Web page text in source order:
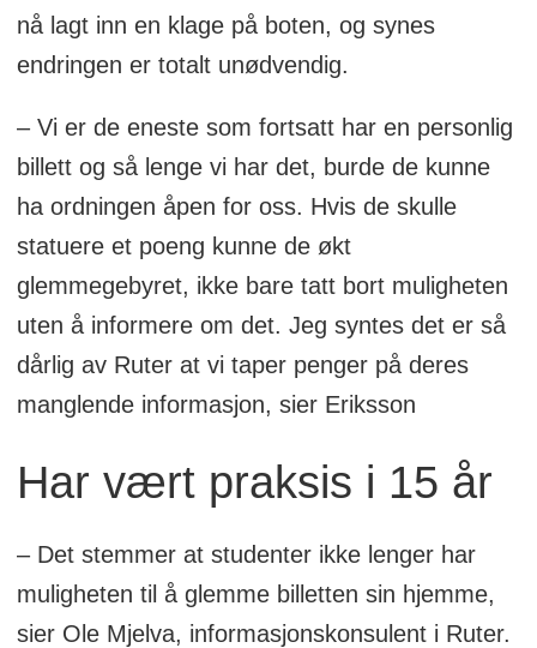
nå lagt inn en klage på boten, og synes
endringen er totalt unødvendig.
– Vi er de eneste som fortsatt har en personlig
billett og så lenge vi har det, burde de kunne
ha ordningen åpen for oss. Hvis de skulle
statuere et poeng kunne de økt
glemmegebyret, ikke bare tatt bort muligheten
uten å informere om det. Jeg syntes det er så
dårlig av Ruter at vi taper penger på deres
manglende informasjon, sier Eriksson
Har vært praksis i 15 år
– Det stemmer at studenter ikke lenger har
muligheten til å glemme billetten sin hjemme,
sier Ole Mjelva, informasjonskonsulent i Ruter.